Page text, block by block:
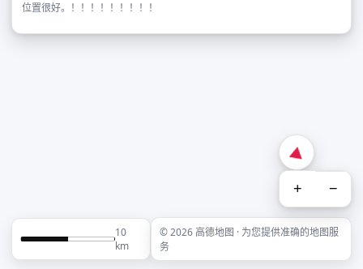
位置很好。！！！！！！！！！
+ −
10
km
© 2026 高德地图 · 为您提供准确的地图服
务